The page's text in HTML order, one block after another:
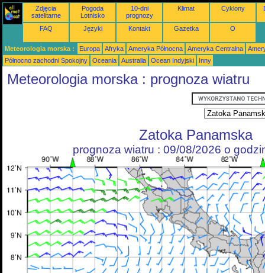
Zdjęcia
satelitarne
Pogoda
Lotnisko
10-dni
prognozy
Klimat Cyklony
FAQ Języki Kontakt Gazetka O
Meteorologia morska : Europa Afryka Ameryka Północna Ameryka Centralna
Północno zachodni Spokojny
Oceania Australia Ocean Indyjski Inny
Meteorologia morska : prognoza wiatru
Zatoka Panamska
prognoza wiatru : 09/08/2026 o